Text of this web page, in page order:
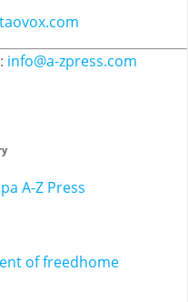
info@a-zpress.com
A-Z Press
of freedhome